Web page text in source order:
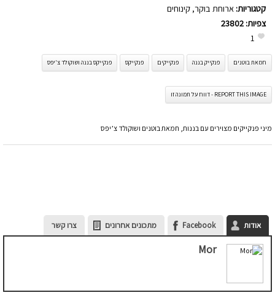
קטגוריות: ארוחת בוקר, קינוחים
צפיות: 23802
1
חמאת בוטנים פנקייק בננה פנקייקים פנקייקס פנקייקס בננה ושוקולד צ'יפס
REPORT THIS IMAGE - דווח על תמונה זו
מיני פנקייקים מצוירים עם בננות, חמאת בוטנים ושוקולד צ’יפס
אודות Facebook מתכונים אחרונים צרו קשר
Mor